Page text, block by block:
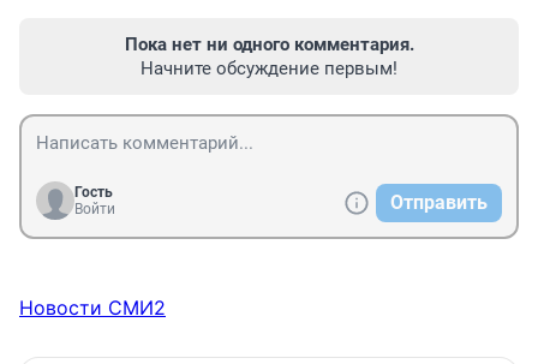
Пока нет ни одного комментария.
Начните обсуждение первым!
Гость
Войти
Отправить
Новости СМИ2